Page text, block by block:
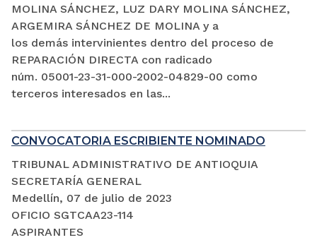
MOLINA SÁNCHEZ, LUZ DARY MOLINA SÁNCHEZ,
ARGEMIRA SÁNCHEZ DE MOLINA y a
los demás intervinientes dentro del proceso de
REPARACIÓN DIRECTA con radicado
núm. 05001-23-31-000-2002-04829-00 como
terceros interesados en las...
CONVOCATORIA ESCRIBIENTE NOMINADO
TRIBUNAL ADMINISTRATIVO DE ANTIOQUIA
SECRETARÍA GENERAL
Medellín, 07 de julio de 2023
OFICIO SGTCAA23-114
ASPIRANTES